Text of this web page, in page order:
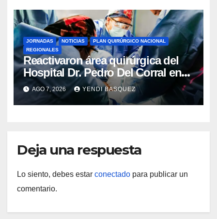
JORNADAS NOTICIAS
PLAN QUIRÚRGICO NACIONAL
REGIONALES
Reactivaron área quirúrgica del
Hospital Dr. Pedro Del Corral en
Guárico
AGO 7, 2026 YENDI BASQUEZ
Deja una respuesta
Lo siento, debes estar conectado para publicar un
comentario.